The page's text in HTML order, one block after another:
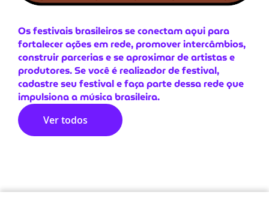
Os festivais brasileiros se conectam aqui para
fortalecer ações em rede, promover intercâmbios,
construir parcerias e se aproximar de artistas e
produtores. Se você é realizador de festival,
cadastre seu festival e faça parte dessa rede que
impulsiona a música brasileira.
Ver todos